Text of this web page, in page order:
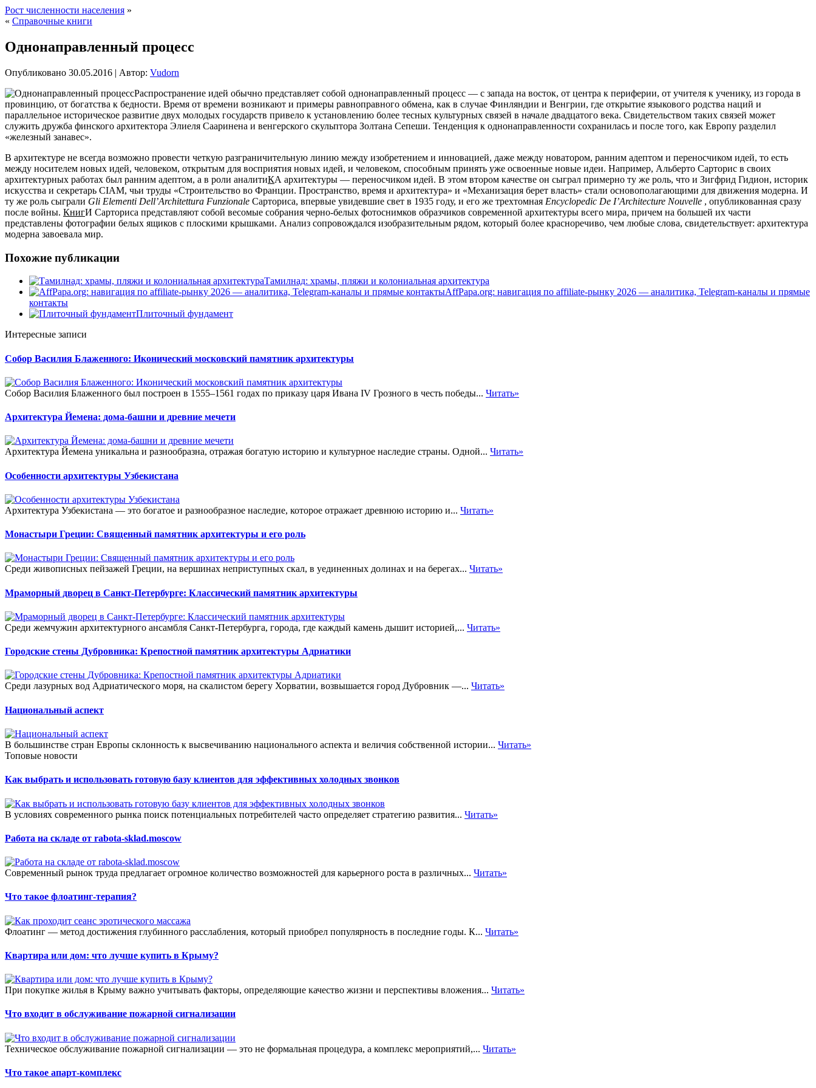
Рост численности населения »
« Справочные книги
Однонаправленный процесс
Опубликовано 30.05.2016 | Автор: Vudorn
Распространение идей обычно представляет собой однонаправленный процесс — с запада на восток, от центра к периферии, от учителя к ученику, из города в
провинцию, от богатства к бедности. Время от времени возникают и примеры равноправного обмена, как в случае Финляндии и Венгрии, где открытие языкового родства наций и
параллельное историческое развитие двух молодых государств привело к установлению более тесных культурных связей в начале двадцатого века. Свидетельством таких связей может
служить дружба финского архитектора Элиеля Сааринена и венгерского скульптора Золтана Сепеши. Тенденция к однонаправленности сохранилась и после того, как Европу разделил
«железный занавес».
В архитектуре не всегда возможно провести четкую разграничительную линию между изобретением и инновацией, даже между новатором, ранним адептом и переносчиком идей, то есть
между носителем новых идей, человеком, открытым для восприятия новых идей, и человеком, способным принять уже освоенные новые идеи. Например, Альберто Сарторис в своих
архитектурных работах был ранним адептом, а в роли аналитиКА архитектуры — переносчиком идей. В этом втором качестве он сыграл примерно ту же роль, что и Зигфрид Гидион, историк
искусства и секретарь CIAM, чьи труды «Строительство во Франции. Пространство, время и архитектура» и «Механизация берет власть» стали основополагающими для движения модерна. И
ту же роль сыграли Gli Elementi Dell’Architettura Funzionale Сарториса, впервые увидевшие свет в 1935 году, и его же трехтомная Encyclopedic De I’Architecture Nouvelle , опубликованная сразу
после войны. КнигИ Сарториса представляют собой весомые собрания черно-белых фотоснимков образчиков современной архитектуры всего мира, причем на большей их части
представлены фотографии белых ящиков с плоскими крышками. Анализ сопровождался изобразительным рядом, который более красноречиво, чем любые слова, свидетельствует: архитектура
модерна завоевала мир.
Похожие публикации
Тамилнад: храмы, пляжи и колониальная архитектура
AffPapa.org: навигация по affiliate-рынку 2026 — аналитика, Telegram-каналы и прямые
контакты
Плиточный фундамент
Интересные записи
Собор Василия Блаженного: Иконический московский памятник архитектуры
Собор Василия Блаженного был построен в 1555–1561 годах по приказу царя Ивана IV Грозного в честь победы... Читать»
Архитектура Йемена: дома-башни и древние мечети
Архитектура Йемена уникальна и разнообразна, отражая богатую историю и культурное наследие страны. Одной... Читать»
Особенности архитектуры Узбекистана
Архитектура Узбекистана — это богатое и разнообразное наследие, которое отражает древнюю историю и... Читать»
Монастыри Греции: Священный памятник архитектуры и его роль
Среди живописных пейзажей Греции, на вершинах неприступных скал, в уединенных долинах и на берегах... Читать»
Мраморный дворец в Санкт-Петербурге: Классический памятник архитектуры
Среди жемчужин архитектурного ансамбля Санкт-Петербурга, города, где каждый камень дышит историей,... Читать»
Городские стены Дубровника: Крепостной памятник архитектуры Адриатики
Среди лазурных вод Адриатического моря, на скалистом берегу Хорватии, возвышается город Дубровник —... Читать»
Национальный аспект
В большинстве стран Европы склонность к высвечиванию национального аспекта и величия собственной истории... Читать»
Топовые новости
Как выбрать и использовать готовую базу клиентов для эффективных холодных звонков
В условиях современного рынка поиск потенциальных потребителей часто определяет стратегию развития... Читать»
Работа на складе от rabota-sklad.moscow
Современный рынок труда предлагает огромное количество возможностей для карьерного роста в различных... Читать»
Что такое флоатинг-терапия?
Флоатинг — метод достижения глубинного расслабления, который приобрел популярность в последние годы. К... Читать»
Квартира или дом: что лучше купить в Крыму?
При покупке жилья в Крыму важно учитывать факторы, определяющие качество жизни и перспективы вложения... Читать»
Что входит в обслуживание пожарной сигнализации
Техническое обслуживание пожарной сигнализации — это не формальная процедура, а комплекс мероприятий,... Читать»
Что такое апарт-комплекс